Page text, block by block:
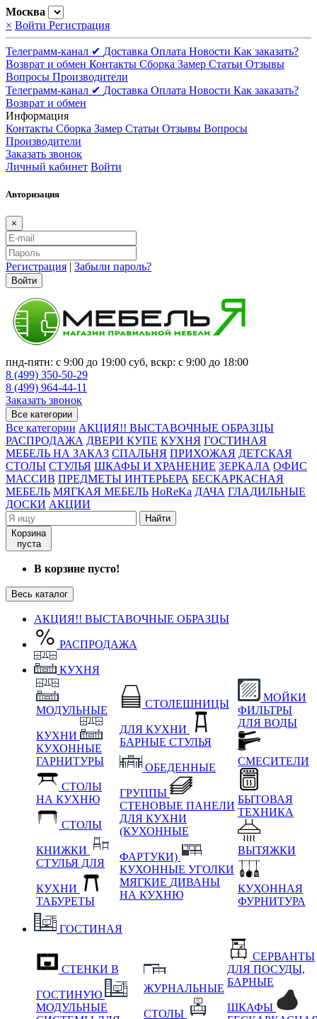
Москва
× Войти Регистрация
Телеграмм-канал ✔ Доставка Оплата Новости Как заказать?
Возврат и обмен Контакты Сборка Замер Статьи Отзывы
Вопросы Производители
Телеграмм-канал ✔ Доставка Оплата Новости Как заказать?
Возврат и обмен
Информация
Контакты Сборка Замер Статьи Отзывы Вопросы
Производители
Заказать звонок
Личный кабинет Войти
Авторизация
×
Регистрация | Забыли пароль?
Войти
пнд-пятн: с 9:00 до 19:00 суб, вскр: с 9:00 до 18:00
8 (499) 350-50-29
8 (499) 964-44-11
Заказать звонок
Все категории
Все категории АКЦИЯ!! ВЫСТАВОЧНЫЕ ОБРАЗЦЫ
РАСПРОДАЖА ДВЕРИ КУПЕ КУХНЯ ГОСТИНАЯ
МЕБЕЛЬ НА ЗАКАЗ СПАЛЬНЯ ПРИХОЖАЯ ДЕТСКАЯ
СТОЛЫ СТУЛЬЯ ШКАФЫ И ХРАНЕНИЕ ЗЕРКАЛА ОФИС
МАССИВ ПРЕДМЕТЫ ИНТЕРЬЕРА БЕСКАРКАСНАЯ
МЕБЕЛЬ МЯГКАЯ МЕБЕЛЬ HoReKa ДАЧА ГЛАДИЛЬНЫЕ
ДОСКИ АКЦИИ
Найти
Корзина
пуста
В корзине пусто!
Весь каталог
АКЦИЯ!! ВЫСТАВОЧНЫЕ ОБРАЗЦЫ
РАСПРОДАЖА
КУХНЯ
МОДУЛЬНЫЕ
КУХНИ
КУХОННЫЕ
ГАРНИТУРЫ
СТОЛЫ
НА КУХНЮ
СТОЛЫ
КНИЖКИ
СТУЛЬЯ ДЛЯ
КУХНИ
ТАБУРЕТЫ
СТОЛЕШНИЦЫ
ДЛЯ КУХНИ
БАРНЫЕ СТУЛЬЯ
ОБЕДЕННЫЕ
ГРУППЫ
СТЕНОВЫЕ ПАНЕЛИ
ДЛЯ КУХНИ
(КУХОННЫЕ
ФАРТУКИ)
КУХОННЫЕ УГОЛКИ
МЯГКИЕ ДИВАНЫ
НА КУХНЮ
МОЙКИ
ФИЛЬТРЫ
ДЛЯ ВОДЫ
СМЕСИТЕЛИ
БЫТОВАЯ
ТЕХНИКА
ВЫТЯЖКИ
КУХОННАЯ
ФУРНИТУРА
ГОСТИНАЯ
СТЕНКИ В
ГОСТИНУЮ
МОДУЛЬНЫЕ
ЖУРНАЛЬНЫЕ
СТОЛЫ
СЕРВАНТЫ
ДЛЯ ПОСУДЫ,
БАРНЫЕ
ШКАФЫ